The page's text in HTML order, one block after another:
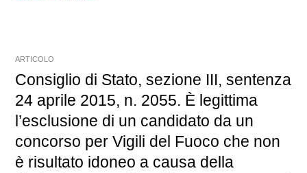
ARTICOLO
Consiglio di Stato, sezione III, sentenza
24 aprile 2015, n. 2055. È legittima
l’esclusione di un candidato da un
concorso per Vigili del Fuoco che non
è risultato idoneo a causa della